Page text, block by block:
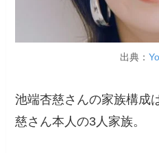
出典：
池端杏慈さんの家族構成
慈さん本人の3人家族。